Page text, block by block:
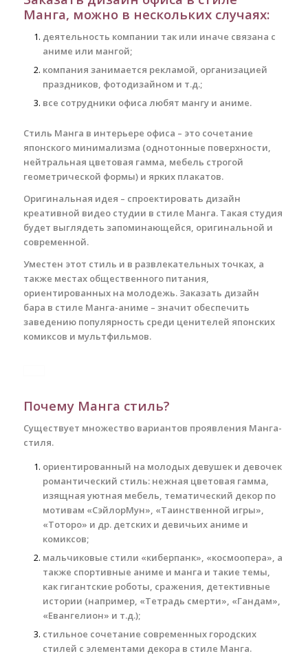
Манга, можно в нескольких случаях:
деятельность компании так или иначе связана с
аниме или мангой;
компания занимается рекламой, организацией
праздников, фотодизайном и т.д.;
все сотрудники офиса любят мангу и аниме.
Стиль Манга в интерьере офиса – это сочетание
японского минимализма (однотонные поверхности,
нейтральная цветовая гамма, мебель строгой
геометрической формы) и ярких плакатов.
Оригинальная идея – спроектировать дизайн
креативной видео студии в стиле Манга. Такая студия
будет выглядеть запоминающейся, оригинальной и
современной.
Уместен этот стиль и в развлекательных точках, а
также местах общественного питания,
ориентированных на молодежь. Заказать дизайн
бара в стиле Манга-аниме – значит обеспечить
заведению популярность среди ценителей японских
комиксов и мультфильмов.
Почему Манга стиль?
Существует множество вариантов проявления Манга-
стиля.
ориентированный на молодых девушек и девочек
романтический стиль: нежная цветовая гамма,
изящная уютная мебель, тематический декор по
мотивам «СэйлорМун», «Таинственной игры»,
«Тоторо» и др. детских и девичьих аниме и
комиксов;
мальчиковые стили «киберпанк», «космоопера», а
также спортивные аниме и манга и такие темы,
как гигантские роботы, сражения, детективные
истории (например, «Тетрадь смерти», «Гандам»,
«Евангелион» и т.д.);
стильное сочетание современных городских
стилей с элементами декора в стиле Манга.